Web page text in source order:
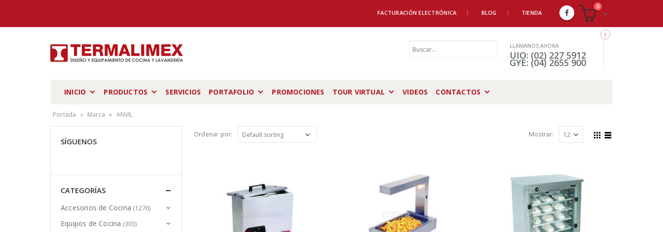
FACTURACIÓN ELECTRÓNICA BLOG TIENDA
0
LLÁMANOS AHORA
UIO: (02) 227 5912
GYE: (04) 2655 900
INICIO PRODUCTOS SERVICIOS PORTAFOLIO PROMOCIONES TOUR VIRTUAL VIDEOS CONTACTOS
Portada » Marca » ANVIL
Ordenar por: Mostrar:
SÍGUENOS
CATEGORÍAS
Accesorios de Cocina (1276)
Equipos de Cocina (303)